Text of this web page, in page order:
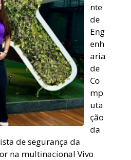
nte
de
Eng
enh
aria
de
Co
mp
uta
ção
da
de segurança da
na multinacional Vivo